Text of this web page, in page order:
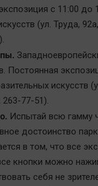
с 11:00 до
(ул. Труда,
Постоянная
искусств
263-77-51).
Испытай всю гамму
достоинство
в том, что все
кнопки можно
себя не